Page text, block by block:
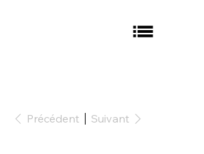
Précédent Suivant